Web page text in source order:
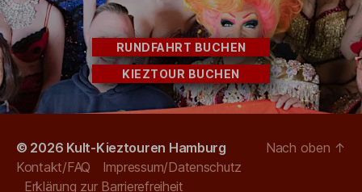
RUNDFAHRT BUCHEN
KIEZTOUR BUCHEN
© 2026 Kult-Kieztouren Hamburg
Kontakt/FAQ
Impressum/Datenschutz
Erklärung zur Barrierefreiheit
Nach oben ↑